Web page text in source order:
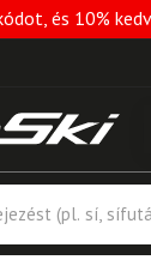
és 10%